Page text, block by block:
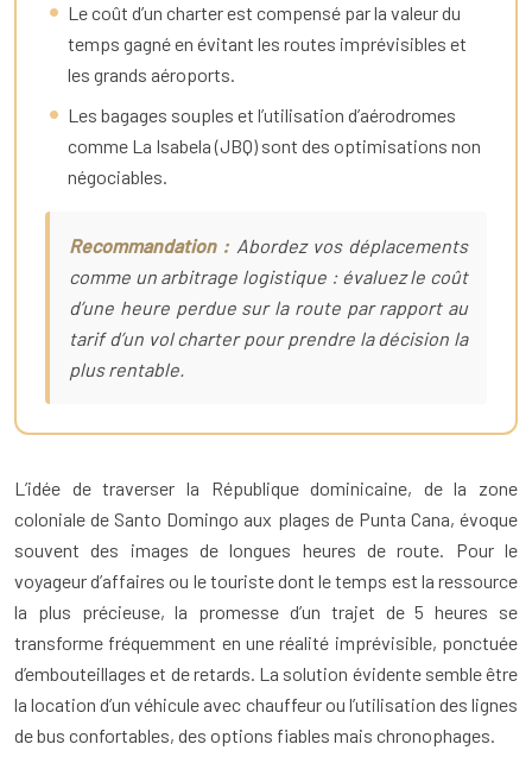
Le coût d’un charter est compensé par la valeur du
temps gagné en évitant les routes imprévisibles et
les grands aéroports.
Les bagages souples et l’utilisation d’aérodromes
comme La Isabela (JBQ) sont des optimisations non
négociables.
Recommandation : Abordez vos déplacements
comme un arbitrage logistique : évaluez le coût
d’une heure perdue sur la route par rapport au
tarif d’un vol charter pour prendre la décision la
plus rentable.
L’idée de traverser la République dominicaine, de la zone
coloniale de Santo Domingo aux plages de Punta Cana, évoque
souvent des images de longues heures de route. Pour le
voyageur d’affaires ou le touriste dont le temps est la ressource
la plus précieuse, la promesse d’un trajet de 5 heures se
transforme fréquemment en une réalité imprévisible, ponctuée
d’embouteillages et de retards. La solution évidente semble être
la location d’un véhicule avec chauffeur ou l’utilisation des lignes
de bus confortables, des options fiables mais chronophages.